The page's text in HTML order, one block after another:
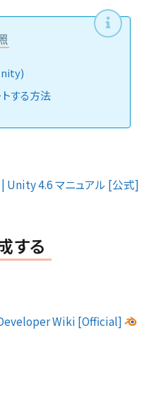
する方法
Unity 4.6 マニュアル [公式]
する
Wiki [Official]